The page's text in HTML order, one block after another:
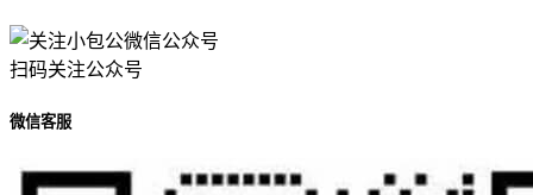
扫码关注公众号
微信客服